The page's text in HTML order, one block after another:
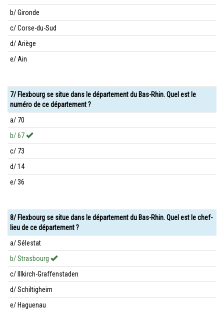
b/ Gironde
c/ Corse-du-Sud
d/ Ariège
e/ Ain
7/ Flexbourg se situe dans le département du Bas-Rhin. Quel est le
numéro de ce département ?
a/ 70
b/ 67
c/ 73
d/ 14
e/ 36
8/ Flexbourg se situe dans le département du Bas-Rhin. Quel est le chef-
lieu de ce département ?
a/ Sélestat
b/ Strasbourg
c/ Illkirch-Graffenstaden
d/ Schiltigheim
e/ Haguenau